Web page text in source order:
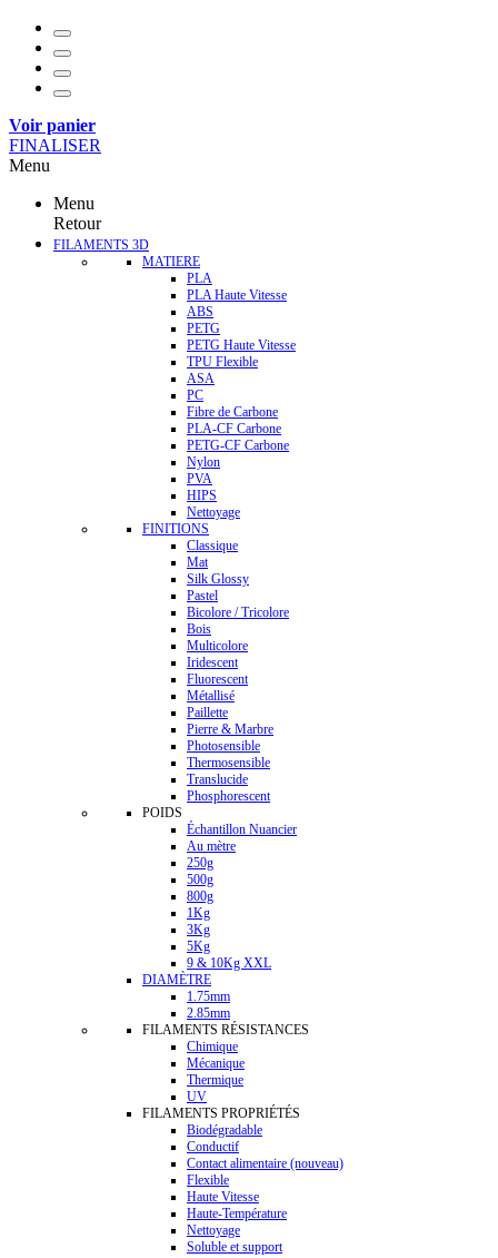
Voir panier
FINALISER
Menu
Menu
Retour
FILAMENTS 3D
MATIERE
PLA
PLA Haute Vitesse
ABS
PETG
PETG Haute Vitesse
TPU Flexible
ASA
PC
Fibre de Carbone
PLA-CF Carbone
PETG-CF Carbone
Nylon
PVA
HIPS
Nettoyage
FINITIONS
Classique
Mat
Silk Glossy
Pastel
Bicolore / Tricolore
Bois
Multicolore
Iridescent
Fluorescent
Métallisé
Paillette
Pierre & Marbre
Photosensible
Thermosensible
Translucide
Phosphorescent
POIDS
Échantillon Nuancier
Au mètre
250g
500g
800g
1Kg
3Kg
5Kg
9 & 10Kg XXL
DIAMÈTRE
1.75mm
2.85mm
FILAMENTS RÉSISTANCES
Chimique
Mécanique
Thermique
UV
FILAMENTS PROPRIÉTÉS
Biodégradable
Conductif
Contact alimentaire (nouveau)
Flexible
Haute Vitesse
Haute-Température
Nettoyage
Soluble et support